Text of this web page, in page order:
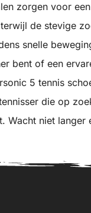
zorgen voor
de stevige
snelle
bent of een
5 tennis
die op
Wacht niet langer